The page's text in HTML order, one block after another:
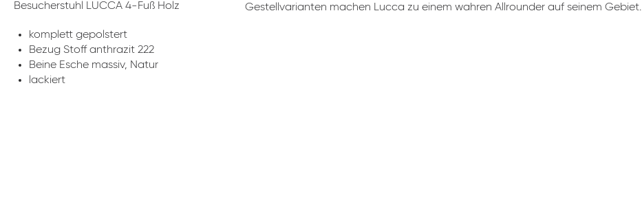
Besucherstuhl LUCCA 4-Fuß Holz
komplett gepolstert
Bezug Stoff anthrazit 222
Beine Esche massiv, Natur
lackiert
Gestellvarianten machen Lucca zu einem wahren Allrounder auf seinem Gebiet.